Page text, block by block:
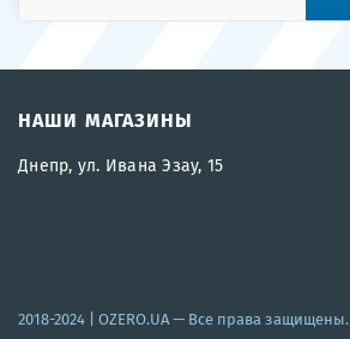
НАШИ МАГАЗИНЫ
Днепр, ул. Ивана Эзау, 15
2018-2024 | OZERO.UA— Все права защищены.